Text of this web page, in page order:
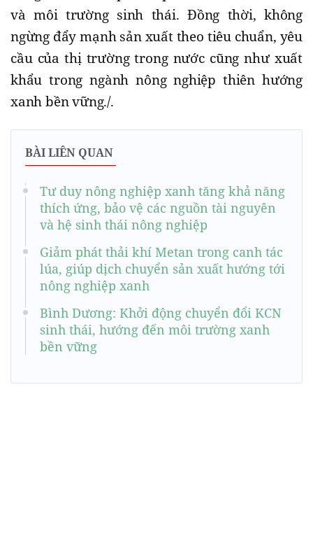
và môi trường sinh thái. Đồng thời, không
ngừng đẩy mạnh sản xuất theo tiêu chuẩn, yêu
cầu của thị trường trong nước cũng như xuất
khẩu trong ngành nông nghiệp thiên hướng
xanh bền vững./.
BÀI LIÊN QUAN
Tư duy nông nghiệp xanh tăng khả năng
thích ứng, bảo vệ các nguồn tài nguyên
và hệ sinh thái nông nghiệp
Giảm phát thải khí Metan trong canh tác
lúa, giúp dịch chuyển sản xuất hướng tới
nông nghiệp xanh
Bình Dương: Khởi động chuyển đổi KCN
sinh thái, hướng đến môi trường xanh
bền vững